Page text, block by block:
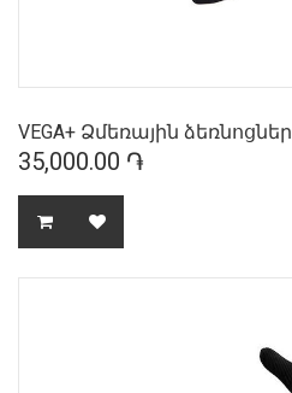
VEGA+ Ձմեռային ձեռնոցներ
35,000.00 ֏